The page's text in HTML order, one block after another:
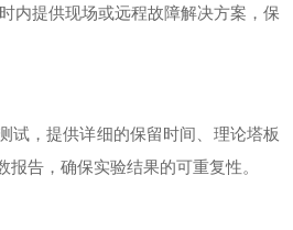
内提供现场或远程故障解决方案，保
试，提供详细的保留时间、理论塔板
告，确保实验结果的可重复性。